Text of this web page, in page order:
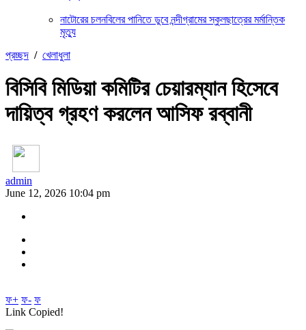
নাটোরের চলনবিলের পানিতে ডুবে নন্দীগ্রামের স্কুলছাত্রের মর্মান্তিক
মৃত্যু
প্রচ্ছদ / খেলাধুলা
বিসিবি মিডিয়া কমিটির চেয়ারম্যান হিসেবে
দায়িত্ব গ্রহণ করলেন আসিফ রব্বানী
admin
June 12, 2026 10:04 pm
ফ+ ফ- ফ
Link Copied!